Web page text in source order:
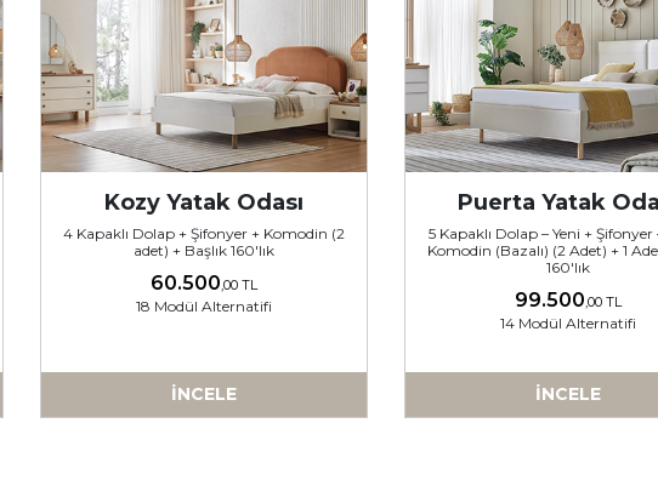
Kozy Yatak Odası
4 Kapaklı Dolap + Şifonyer + Komodin (2
adet) + Başlık 160'lık
60.500,00 TL
18 Modül Alternatifi
İNCELE
-
Puerta Yatak
5 Kapaklı Dolap – Yeni + Şifonyer
Komodin (Bazalı) (2 Adet) + 1
160'lık
99.500,00 TL
14 Modül Alternatifi
İNCELE
-